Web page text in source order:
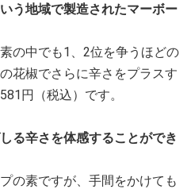
う地域で製造されたマーボー
の中でも1、2位を争うほどの
花椒でさらに辛さをプラスす
円（税込）です。
る辛さを体感することができ
の素ですが、手間をかけても